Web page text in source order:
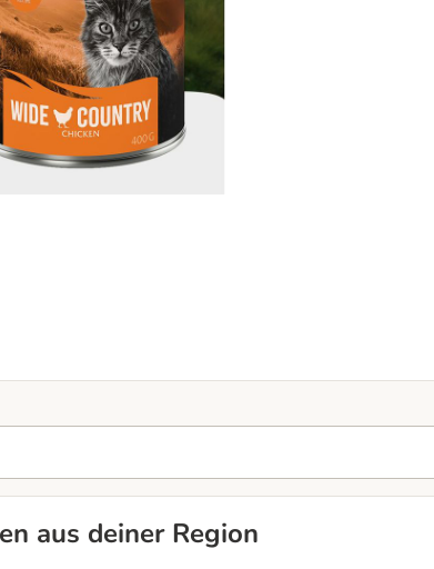
aus deiner Region